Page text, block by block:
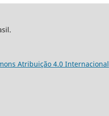
Atribuição 4.0 Internacional